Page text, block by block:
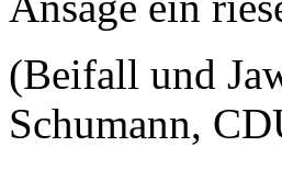
(Beifall und
Schumann,